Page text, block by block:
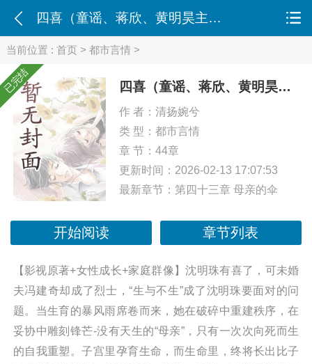
当前位置 :首页 >都市言情 >
已完结 四喜（童谣、蒋欣、黄明昊主演同名影视剧）
作 者： 清扬婉兮
类 型： 都市言情
章 节：44章
更新时间：2026-02-13 17:07:53
最新章节： 第四十三章 母亲的伞
开始阅读 章节列表
【影视原著+女性成长+家庭群像】沈明珠有喜了，可未婚
夫冯建奇却成了烈士，“生与不生”成了沈明珠要面对的问
题。当生育的暴风雨席卷而来，她在破碎中重建秩序，在
妥协中雕刻锋芒-没有天生的“母亲”，只有一次次向死而生
的自我重塑。子宫里孕育生命，而生命里，终将长出比子
四喜（童谣、蒋欣、黄明昊主演同名影视剧）